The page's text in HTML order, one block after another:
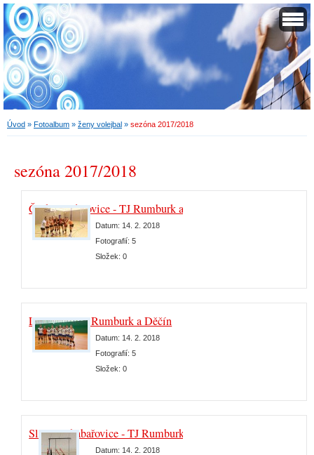
Úvod » Fotoalbum » ženy volejbal » sezóna 2017/2018
sezóna 2017/2018
České Budějovice - TJ Rumburk a Děčín
Datum: 14. 2. 2018
Fotografií:5
Složek:0
Litvínov - TJ Rumburk a Děčín
Datum: 14. 2. 2018
Fotografií:5
Složek:0
Slovan Chabařovice - TJ Rumburk a Děčín
Datum: 14. 2. 2018